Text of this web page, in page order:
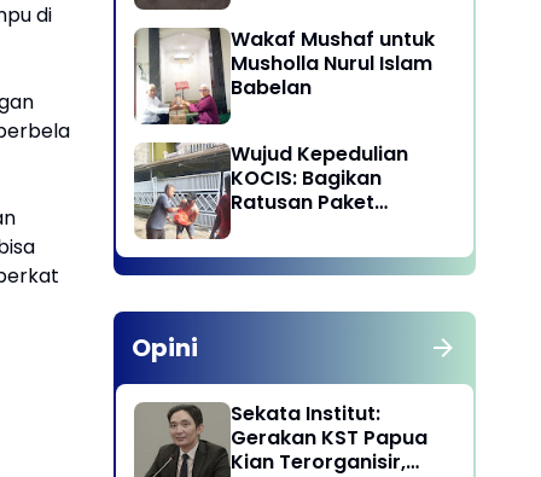
di
Ekonomi Kreatif
Provinsi DKI Jakarta
Wakaf Mushaf untuk
Musholla Nurul Islam
Babelan
Wujud Kepedulian
KOCIS: Bagikan
Ratusan Paket
Anggota dan Kaum
Dhuafa
Opini
Sekata Institut:
Gerakan KST Papua
Kian Terorganisir,